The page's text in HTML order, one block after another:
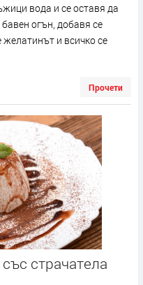
вода и се оставя да
огън, добавя се
и всичко се
Прочети
страчатела